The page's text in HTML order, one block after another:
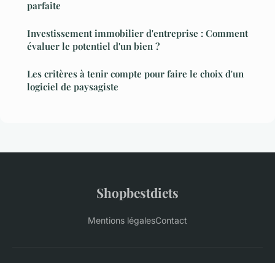
parfaite
Investissement immobilier d'entreprise : Comment
évaluer le potentiel d'un bien ?
Les critères à tenir compte pour faire le choix d'un
logiciel de paysagiste
Shopbestdiets
Mentions légalesContact